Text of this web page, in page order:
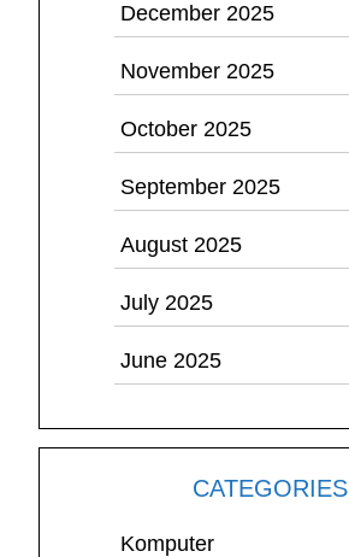
December 2025
November 2025
October 2025
September 2025
August 2025
July 2025
June 2025
CATEGORIES
Komputer